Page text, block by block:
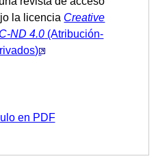
la licencia Creative
ND 4.0 (Atribución-
en PDF